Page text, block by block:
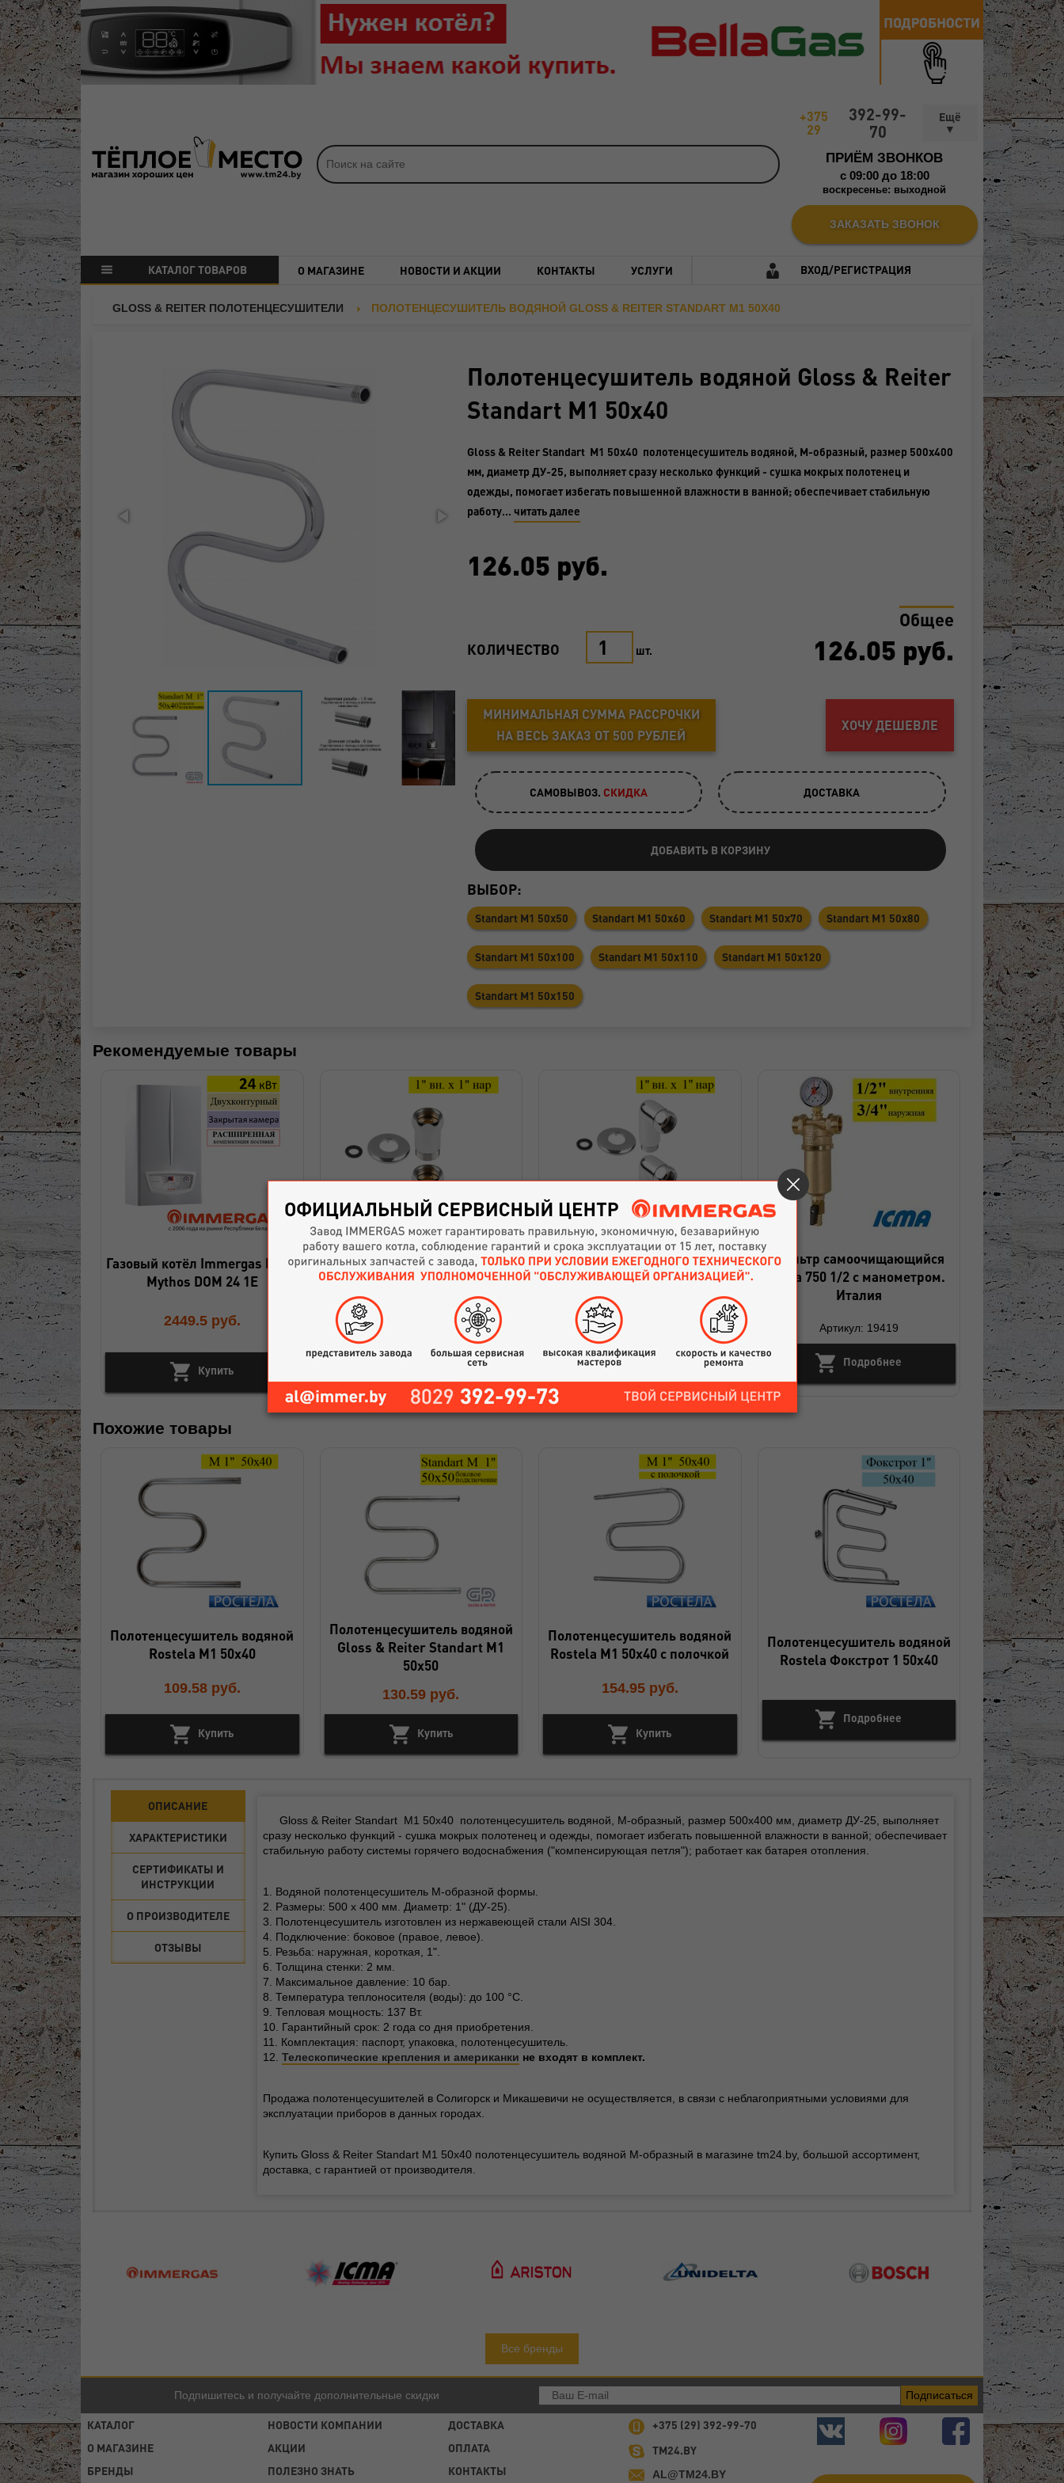
+375
29
392-99-
70
ПРИЁМ ЗВОНКОВ
c 09:00 до 18:00
воскресенье: выходной
ЗАКАЗАТЬ ЗВОНОК
КАТАЛОГ ТОВАРОВ О МАГАЗИНЕ НОВОСТИ И АКЦИИ КОНТАКТЫ УСЛУГИ ВХОД/РЕГИСТРАЦИЯ
GLOSS & REITER ПОЛОТЕНЦЕСУШИТЕЛИ ПОЛОТЕНЦЕСУШИТЕЛЬ ВОДЯНОЙ GLOSS & REITER STANDART M1 50X40
Полотенцесушитель водяной Gloss & Reiter
Standart M1 50x40
Gloss & Reiter Standart M1 50x40 полотенцесушитель водяной, М-образный, размер 500х400
мм, диаметр ДУ-25, выполняет сразу несколько функций - сушка мокрых полотенец и
одежды, помогает избегать повышенной влажности в ванной; обеспечивает стабильную
работу… читать далее
126.05 руб.
КОЛИЧЕСТВО шт.
Общее
126.05 руб.
МИНИМАЛЬНАЯ СУММА РАССРОЧКИ
НА ВЕСЬ ЗАКАЗ ОТ 500 РУБЛЕЙ
ХОЧУ ДЕШЕВЛЕ
САМОВЫВОЗ. CКИДКА ДОСТАВКА
ДОБАВИТЬ В КОРЗИНУ
ВЫБОР:
Standart M1 50x50 Standart M1 50x60 Standart M1 50x70 Standart M1 50x80
Standart M1 50x100 Standart M1 50x110 Standart M1 50x120
Standart M1 50x150
Рекомендуемые товары
Газовый котёл Immergas EOLO
Mythos DOM 24 1E
2449.5 руб.
Купить
Американка прямая для
полотенцесушителя AV
Engineering 1" вн. х1" нар.
Артикул: 16218
Американка угловая для
полотенцесушителя AV
Engineering 1" вн. х 1" нар.
Артикул: 15069
57
Фильтр самоочищающийся
Icma 750 1/2 с манометром.
Италия
Артикул: 19419
Подробнее
Похожие товары
Полотенцесушитель водяной
Rostela М1 50x40
109.58 руб.
Купить
Полотенцесушитель водяной
Gloss & Reiter Standart M1
50x50
130.59 руб.
Купить
Полотенцесушитель водяной
Rostela М1 50x40 с полочкой
154.95 руб.
Купить
Полотенцесушитель водяной
Rostela Фокстрот 1 50x40
Подробнее
ОПИСАНИЕ
ХАРАКТЕРИСТИКИ
СЕРТИФИКАТЫ И
ИНСТРУКЦИИ
О ПРОИЗВОДИТЕЛЕ
ОТЗЫВЫ
Gloss & Reiter Standart M1 50x40 полотенцесушитель водяной, М-образный, размер 500х400 мм, диаметр ДУ-25, выполняет
сразу несколько функций - сушка мокрых полотенец и одежды, помогает избегать повышенной влажности в ванной; обеспечивает
стабильную работу системы горячего водоснабжения ("компенсирующая петля"); работает как батарея отопления.
1. Водяной полотенцесушитель М-образной формы.
2. Размеры: 500 х 400 мм. Диаметр: 1" (ДУ-25).
3. Полотенцесушитель изготовлен из нержавеющей стали AISI 304.
4. Подключение: боковое (правое, левое).
5. Резьба: наружная, короткая, 1".
6. Толщина стенки: 2 мм.
7. Максимальное давление: 10 бар.
8. Температура теплоносителя (воды): до 100 °С.
9. Тепловая мощность: 137 Вт.
10. Гарантийный срок: 2 года со дня приобретения.
11. Комплектация: паспорт, упаковка, полотенцесушитель.
12. Телескопические крепления и американки не входят в комплект.
Продажа полотенцесушителей в Солигорск и Микашевичи не осуществляется, в связи с неблагоприятными условиями для
эксплуатации приборов в данных городах.
Купить Gloss & Reiter Standart M1 50x40 полотенцесушитель водяной М-образный в магазине tm24.by, большой ассортимент,
доставка, с гарантией от производителя.
Все бренды
Подпишитесь и получайте дополнительные скидки Подписаться
КАТАЛОГ
О МАГАЗИНЕ
БРЕНДЫ
НОВОСТИ КОМПАНИИ
АКЦИИ
ПОЛЕЗНО ЗНАТЬ
ДОСТАВКА
ОПЛАТА
КОНТАКТЫ
+375 (29) 392-99-70
TM24.BY
AL@TM24.BY